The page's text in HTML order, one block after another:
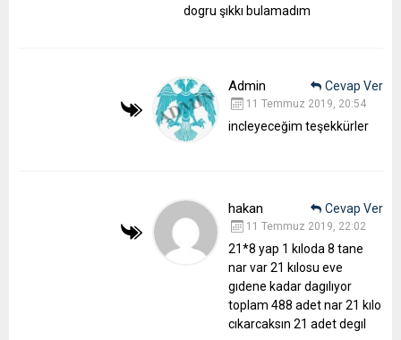
dogru şıkkı bulamadım
Admin
11 Temmuz 2019, 20:54
incleyeceğim teşekkürler
Cevap Ver
hakan
11 Temmuz 2019, 22:02
21*8 yap 1 kıloda 8 tane
nar var 21 kılosu eve
gıdene kadar dagılıyor
toplam 488 adet nar 21 kılo
cıkarcaksın 21 adet degıl
Cevap Ver